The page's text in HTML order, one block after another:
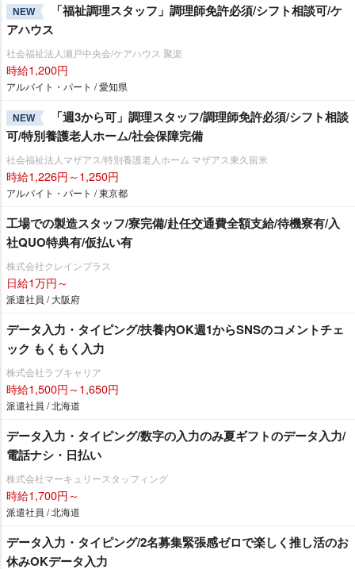
NEW
「福祉調理スタッフ」調理師免許必須/シフト相談可/ケ
アハウス
社会福祉法人瀬戸中央会/ケアハウス 聚楽
時給1,200円
アルバイト・パート / 愛知県
NEW
「週3から可」調理スタッフ/調理師免許必須/シフト相談
可/特別養護老人ホーム/社会保障完備
社会福祉法人マザアス/特別養護老人ホーム マザアス東久留米
時給1,226円～1,250円
アルバイト・パート / 東京都
工場での製造スタッフ/寮完備/赴任交通費全額支給/待機寮有/入
社QUO特典有/仮払い有
株式会社クレインプラス
日給1万円～
派遣社員 / 大阪府
データ入力・タイピング/扶養内OK週1からSNSのコメントチェ
ック もくもく入力
株式会社ラブキャリア
時給1,500円～1,650円
派遣社員 / 北海道
データ入力・タイピング/数字の入力のみ夏ギフトのデータ入力/
電話ナシ・日払い
株式会社マーキュリースタッフィング
時給1,700円～
派遣社員 / 北海道
データ入力・タイピング/2名募集緊張感ゼロで楽しく推し活のお
休みOKデータ入力